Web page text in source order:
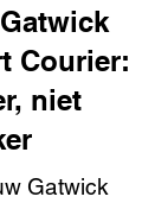
Courier:
niet
Gatwick